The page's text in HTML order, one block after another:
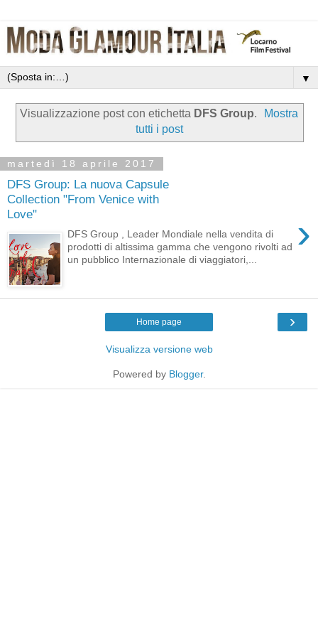
▼
Visualizzazione post con etichetta DFS Group.
Mostra
tutti i post
martedì 18 aprile 2017
DFS Group: La nuova Capsule
Collection "From Venice with
Love"
›
DFS Group , Leader Mondiale nella vendita di
prodotti di altissima gamma che vengono rivolti ad
un pubblico Internazionale di viaggiatori,...
›
Home page
Visualizza versione web
Powered by Blogger.